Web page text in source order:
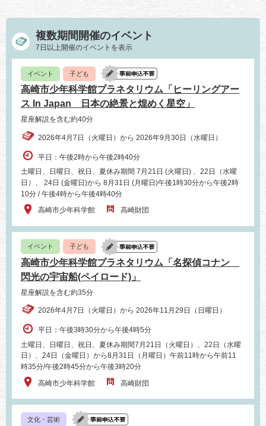
複数期間開催のイベント
7日以上開催のイベントを表示
イベント 子ども
高崎市少年科学館プラネタリウム「ヒーリングアー
ス In Japan 日本の絶景と煌めく星空」
星座解説を含む約40分
2026年4月7日（火曜日）から 2026年9月30日（水曜日）
平日：午後2時から午後2時40分
土曜日、日曜日、祝日、夏休み期間 7月21日 (火曜日) 、22日（水曜
日）、 24日 (金曜日)から 8月31日 (月曜日)午後1時30分から午後2時
10分 / 午後4時から午後4時40分
高崎市少年科学館
高崎財団
イベント 子ども
高崎市少年科学館プラネタリウム「名探偵コナン
閃光の宇宙船(ペイロード)」
星座解説を含む約35分
2026年4月7日（火曜日）から 2026年11月29日（日曜日）
平日：午後3時30分から午後4時5分
土曜日、日曜日、祝日、夏休み期間7月21日（火曜日）、22日（水曜
日）、24日（金曜日）から8月31日（月曜日）午前11時から午前11
時35分/午後2時45分から午後3時20分
高崎市少年科学館
高崎財団
文化・芸術